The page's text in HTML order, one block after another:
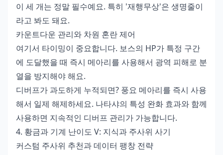
이 세 개는 정말 필수예요. 특히 '재행무상'은 생명줄이
라고 봐도 돼요.
카운트다운 관리와 차원 혼란 제어
여기서 타이밍이 중요합니다. 보스의 HP가 특정 구간
에 도달했을 때 즉시 메아리를 사용해서 광역 피해로 분
열을 방지해야 해요.
디버프가 과도하게 누적되면? 풍요 메아리를 즉시 사용
해서 일제 해제하세요. 나타샤의 특성 완화 효과와 함께
사용하면 지속적인 디버프 관리가 가능합니다.
4. 황금과 기계 난이도 V: 지식과 주사위 사기
커스텀 주사위 추천과 데이터 팽창 전략